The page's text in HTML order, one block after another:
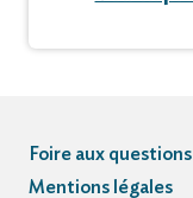
Foire aux questions
Mentions légales